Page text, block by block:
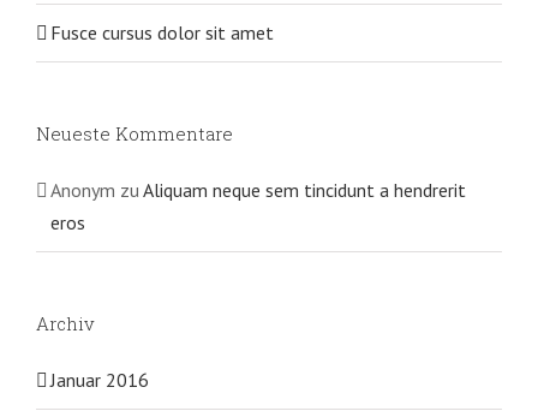
Fusce cursus dolor sit amet
Neueste Kommentare
Anonym zu Aliquam neque sem tincidunt a hendrerit
eros
Archiv
Januar 2016